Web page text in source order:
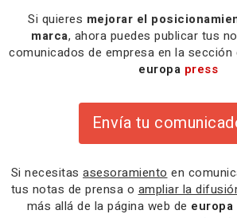
Si quieres mejorar el
marca, ahora puedes publicar tus
comunicados de empresa en la sección
europa press
Envía tu
Si necesitas asesoramiento en
tus notas de prensa o ampliar la
más allá de la página web de europa